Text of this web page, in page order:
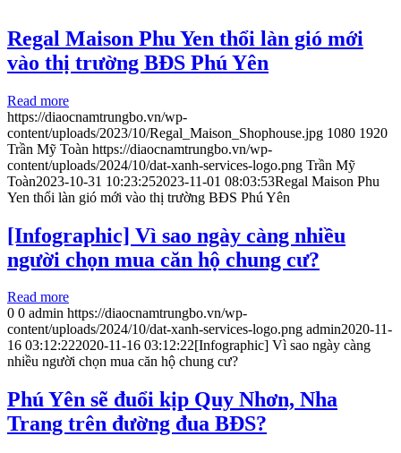
Regal Maison Phu Yen thổi làn gió mới
vào thị trường BĐS Phú Yên
Read more
https://diaocnamtrungbo.vn/wp-
content/uploads/2023/10/Regal_Maison_Shophouse.jpg 1080 1920
Trần Mỹ Toàn https://diaocnamtrungbo.vn/wp-
content/uploads/2024/10/dat-xanh-services-logo.png Trần Mỹ
Toàn2023-10-31 10:23:252023-11-01 08:03:53Regal Maison Phu
Yen thổi làn gió mới vào thị trường BĐS Phú Yên
[Infographic] Vì sao ngày càng nhiều
người chọn mua căn hộ chung cư?
Read more
0 0 admin https://diaocnamtrungbo.vn/wp-
content/uploads/2024/10/dat-xanh-services-logo.png admin2020-11-
16 03:12:222020-11-16 03:12:22[Infographic] Vì sao ngày càng
nhiều người chọn mua căn hộ chung cư?
Phú Yên sẽ đuổi kịp Quy Nhơn, Nha
Trang trên đường đua BĐS?